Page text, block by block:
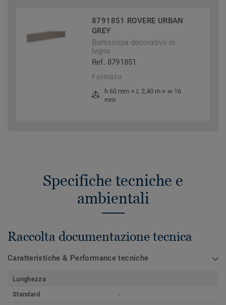
8791851 ROVERE URBAN
GREY
Battiscopa decorativo in
legno
Ref. 8791851
Formato
h 60 mm × L 2,40 m × w 16
mm
Specifiche tecniche e
ambientali
Raccolta documentazione tecnica
Caratteristiche & Performance tecniche
Lunghezza
Standard
-